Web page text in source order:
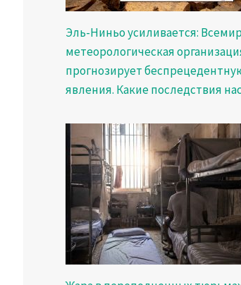
Эль-Ниньо усиливается:
метеорологическая
прогнозирует
явления. Какие последствия